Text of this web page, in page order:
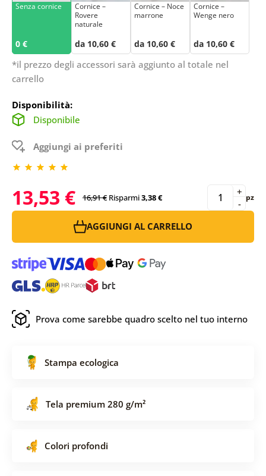
Senza cornice
0 €
Cornice –
Rovere
naturale
da 10,60 €
Cornice – Noce
marrone
da 10,60 €
Cornice –
Wenge nero
da 10,60 €
*il prezzo degli accessori sarà aggiunto al totale nel
carrello
Disponibilità:
Disponibile
Aggiungi ai preferiti
13,53 € 16,91 € Risparmi3,38 € -
+ pz
AGGIUNGI AL CARRELLO
Prova come sarebbe quadro scelto nel tuo interno
Stampa ecologica
Tela premium 280 g/m²
Colori profondi